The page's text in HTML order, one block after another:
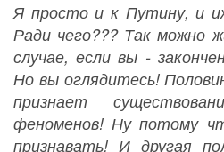
Я просто и к Путину, и
Ради чего??? Так
случае, если вы -
Но вы оглядитесь!
признает
феноменов! Ну потому
признавать! И другая